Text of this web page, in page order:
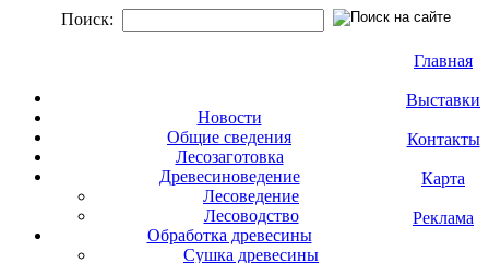
Поиск:
Главная
Выставки
Контакты
Карта
Реклама
Новости
Общие сведения
Лесозаготовка
Древесиноведение
Лесоведение
Лесоводство
Обработка древесины
Сушка древесины